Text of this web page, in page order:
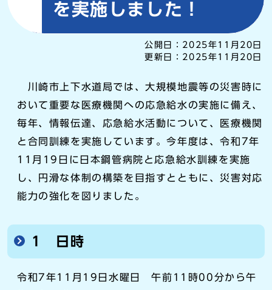
を実施しました！
公開日： 2025年11月20日
更新日： 2025年11月20日
川崎市上下水道局では、大規模地震等の災害時に
おいて重要な医療機関への応急給水の実施に備え、
毎年、情報伝達、応急給水活動について、医療機関
と合同訓練を実施しています。今年度は、令和7年
11月19日に日本鋼管病院と応急給水訓練を実施
し、円滑な体制の構築を目指すとともに、災害対応
能力の強化を図りました。
1 日時
令和7年11月19日水曜日 午前11時00分から午